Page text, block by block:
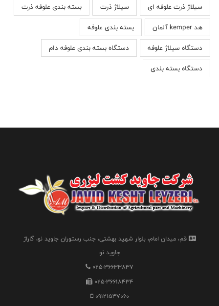
سیلاژ ذرت علوفه ای
سیلاژ ذرت
بسته بندی علوفه ذرت
هد kemper آلمان
بسته بندی علوفه
دستگاه سیلاژ علوفه
دستگاه بسته بندی علوفه دام
دستگاه بسته بندی
قم، میدان امام، بلوار شهید بهشتی، جنب رستوران جاوید نو، گاراژ
جاوید نو
025-36633837
025-36618434
09121537060